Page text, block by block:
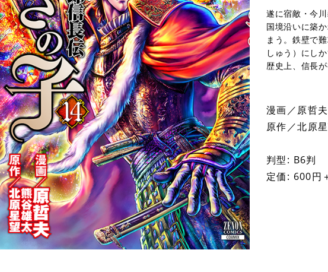
遂に宿敵・今
国境沿いに築
まう。鉄壁で
しゅう）にし
歴史上、信長
漫画／原哲
原作／北原
判型: B6判
定価: 600円